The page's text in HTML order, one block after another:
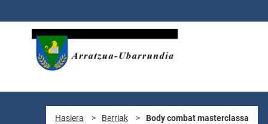
Hasiera > Berriak > Body combat masterclassa